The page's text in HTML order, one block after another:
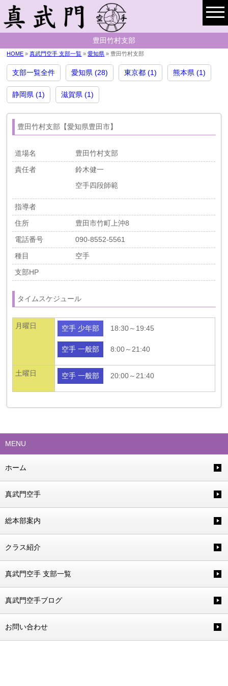
豊田竹村支部
HOME »真武門空手 支部一覧 »愛知県 » 豊田竹村支部
支部一覧全件 愛知県 (28) 東京都 (1) 熊本県 (1)
静岡県 (1) 滋賀県 (1)
豊田竹村支部【愛知県豊田市】
道場名
豊田竹村支部
責任者
鈴木健一
空手四段師範
指導者
住所
豊田市竹町上沖8
電話番号
090-8552-5561
種目
空手
支部HP
タイムスケジュール
月曜日 空手 少年部 18:30～19:45
空手 一般部 8:00～21:40
土曜日 空手 一般部 20:00～21:40
MENU
ホーム
真武門空手
総本部案内
クラス紹介
真武門空手 支部一覧
真武門空手ブログ
お問い合わせ